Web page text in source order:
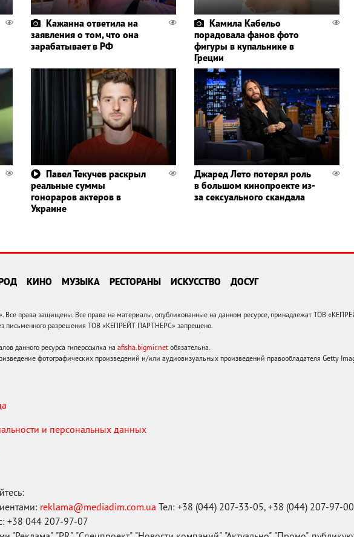
Кажанна ответила на
заявления о том, что она
зарабатывает в РФ
Камила Кабельо
порадовала фанов фото
фигуры в купальнике в
Греции
Павел Текучев раскрыл
реальные суммы
гонораров актеров в
Украине
Джаред Лето потерял роль
в большом кинопроекте из-
за сексуального скандала
КИНО МУЗЫКА РЕСТОРАНЫ ИСКУССТВО ДОСУГ
права защищены. Все права на материалы, опубликованные на данном ресурсе, принадлежат ТОВ
письменного разрешения ТОВ «КЕПРЕЙТ ПАРТНЕРС» запрещено.
данного ресурса гиперссылка на afisha.bigmir.net обязательна.
фотографических произведений и/или аудиовизуальных произведений правообладателя Getty
и персональных данных
reklama@mediadim.com.ua Тел: +38 (044) 207-33-05, +38 (044) 207-97-00
+38 044 207-97-07